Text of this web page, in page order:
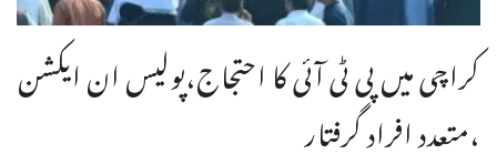
کراچی میں پی ٹی آئی کا احتجاج،پولیس ان ایکشن
،متعدد افراد گرفتار